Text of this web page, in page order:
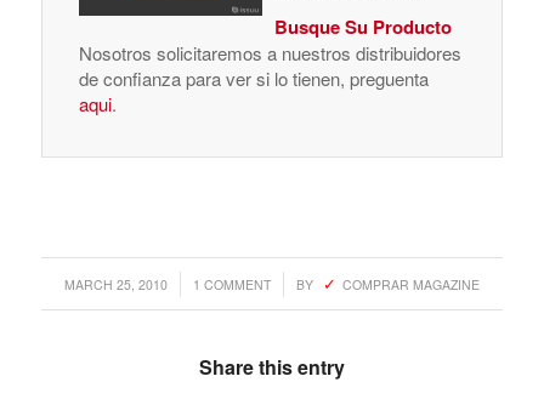
Busque Su Producto
Nosotros solicitaremos a nuestros distribuidores
de confianza para ver si lo tienen, preguenta
aqui.
MARCH 25, 2010
/ 1 COMMENT
/ BY COMPRAR MAGAZINE
Share this entry